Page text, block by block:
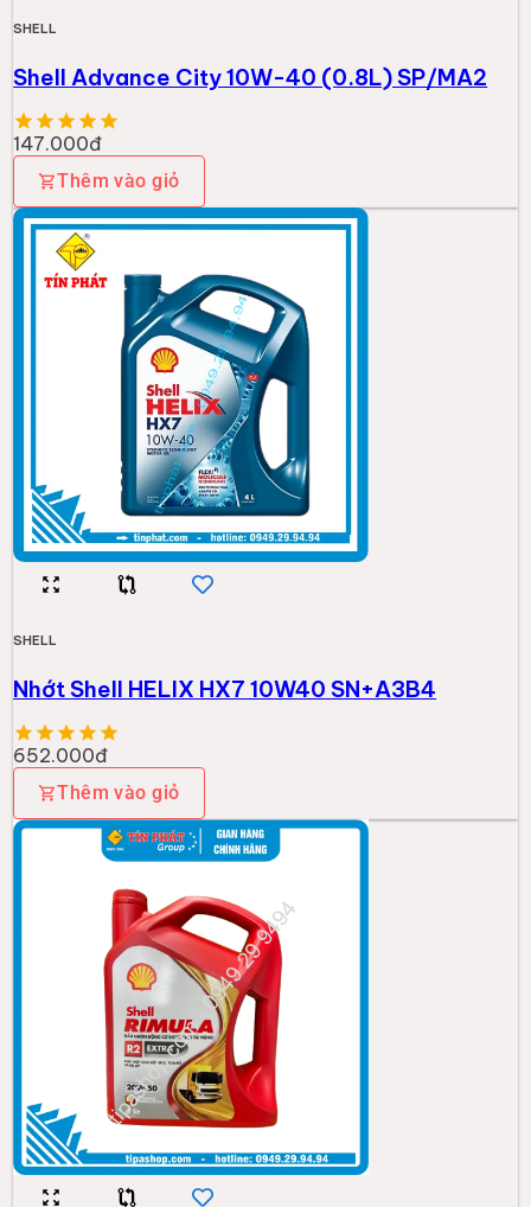
SHELL
Shell Advance City 10W-40 (0.8L) SP/MA2
147.000đ
Thêm vào giỏ
SHELL
Nhớt Shell HELIX HX7 10W40 SN+A3B4
652.000đ
Thêm vào giỏ